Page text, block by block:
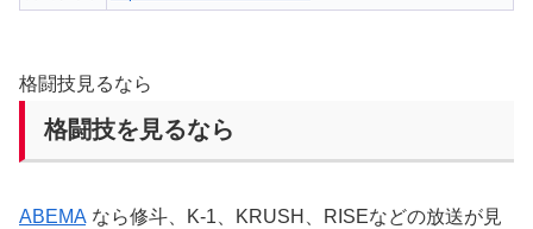
格闘技見るなら
格闘技を見るなら
ABEMA なら修斗、K-1、KRUSH、RISEなどの放送が見